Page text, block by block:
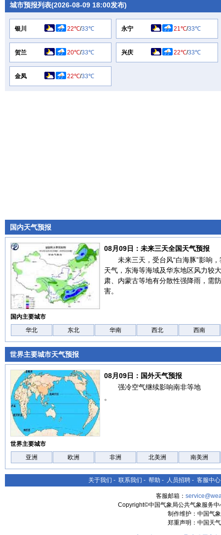
城市预报列表(2026-08-09 18:00发布)
银川 22℃/33℃ 永宁 21℃/33℃
贺兰 20℃/33℃ 兴庆 22℃/33℃
金凤 22℃/33℃
国内天气预报
08月09日：未来三天全国天气预报
未来三天，受台风“白海豚”影响
天气，东海等海域及华东地区风力较
肃、内蒙古等地有分散性强降雨，需
害。
国内主要城市
华北
东北 华南 西北 西南
世界主要城市天气预报
08月09日：国外天气预报
强冷空气继续影响南非等地
。
世界主要城市
亚洲
欧洲 非洲 北美洲 南美洲
关于我们 - 联系我们 - 帮助 - 人员招聘 - 客服中心
客服邮箱：
Copyright©中国气象局公共气象服务
制作维护：中国气
郑重声明：中国天